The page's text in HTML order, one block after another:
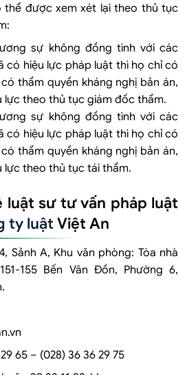
thể được xem xét lại theo thủ tục
sự không đồng tình với các
có hiệu lực pháp luật thì họ chỉ có
thẩm quyền kháng nghị bản án,
lực theo thủ tục giám đốc thẩm.
sự không đồng tình với các
có hiệu lực pháp luật thì họ chỉ có
thẩm quyền kháng nghị bản án,
lực theo thủ tục tái thẩm.
luật sư tư vấn pháp luật
ty luật Việt An
Sảnh A, Khu văn phòng: Tòa nhà
155 Bến Vân Đồn, Phường 6,
65 – (028) 36 36 29 75